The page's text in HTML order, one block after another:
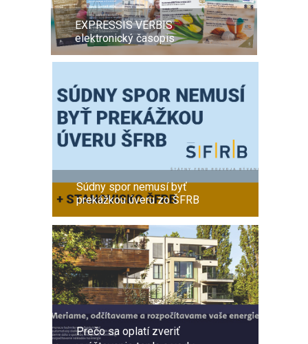
EXPRESSIS VERBIS
elektronický časopis
Súdny spor nemusí byť
prekážkou úveru zo ŠFRB
Prečo sa oplatí zveriť